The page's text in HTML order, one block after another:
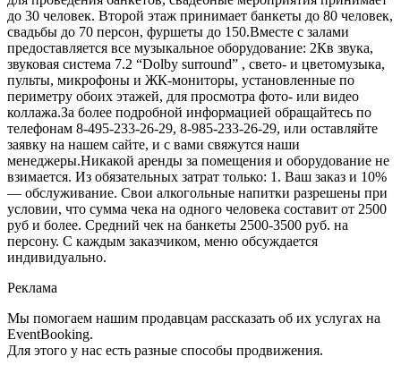
до 30 человек. Второй этаж принимает банкеты до 80 человек,
свадьбы до 70 персон, фуршеты до 150.Вместе с залами
предоставляется все музыкальное оборудование: 2Кв звука,
звуковая система 7.2 “Dolby surround” , свето- и цветомузыка,
пульты, микрофоны и ЖК-мониторы, установленные по
периметру обоих этажей, для просмотра фото- или видео
коллажа.За более подробной информацией обращайтесь по
телефонам 8-495-233-26-29, 8-985-233-26-29, или оставляйте
заявку на нашем сайте, и с вами свяжутся наши
менеджеры.Никакой аренды за помещения и оборудование не
взимается. Из обязательных затрат только: 1. Ваш заказ и 10%
— обслуживание. Свои алкогольные напитки разрешены при
условии, что сумма чека на одного человека составит от 2500
руб и более. Средний чек на банкеты 2500-3500 руб. на
персону. С каждым заказчиком, меню обсуждается
индивидуально.
Реклама
Мы помогаем нашим продавцам рассказать об их услугах на
EventBooking.
Для этого у нас есть разные способы продвижения.